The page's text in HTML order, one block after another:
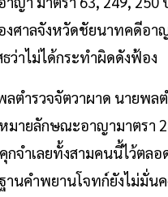
ศาลจังหวัดชัยนาทคดีอา
ว่าไม่ได้กระทำผิดดังฟ้อง
ำรวจจัตวาผาด นายพล
มายลักษณะอาญามาตรา
จำเลยทั้งสามคนนี้ไว้ตล
นคำพยานโจทก์ยังไม่มั่น